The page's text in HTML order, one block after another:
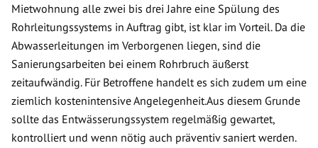
Mietwohnung alle zwei bis drei Jahre eine Spülung des
Rohrleitungssystems in Auftrag gibt, ist klar im Vorteil. Da die
Abwasserleitungen im Verborgenen liegen, sind die
Sanierungsarbeiten bei einem Rohrbruch äußerst
zeitaufwändig. Für Betroffene handelt es sich zudem um eine
ziemlich kostenintensive Angelegenheit.Aus diesem Grunde
sollte das Entwässerungssystem regelmäßig gewartet,
kontrolliert und wenn nötig auch präventiv saniert werden.